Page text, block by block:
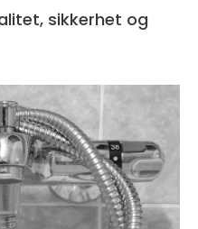
sikkerhet og